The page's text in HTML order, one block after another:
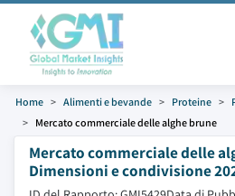
Home Alimenti e bevande Proteine
Mercato commerciale delle alghe brune
Mercato commerciale delle
Dimensioni e condivisione